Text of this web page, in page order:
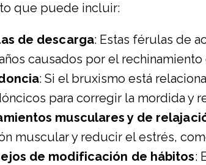
que puede incluir:
de descarga: Estas férulas de
causados por el
: Si el bruxismo está
para corregir la mordida y
musculares y de
muscular y reducir el estrés,
de modificación de hábitos: